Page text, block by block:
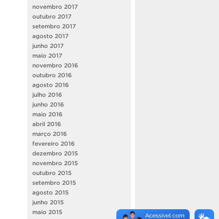
novembro 2017
outubro 2017
setembro 2017
agosto 2017
junho 2017
maio 2017
novembro 2016
outubro 2016
agosto 2016
julho 2016
junho 2016
maio 2016
abril 2016
março 2016
fevereiro 2016
dezembro 2015
novembro 2015
outubro 2015
setembro 2015
agosto 2015
junho 2015
maio 2015